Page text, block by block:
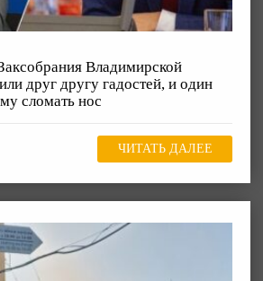
Владимирской
друг другу гадостей, и один
сломать нос
ЧИТАТЬ ДАЛЕЕ